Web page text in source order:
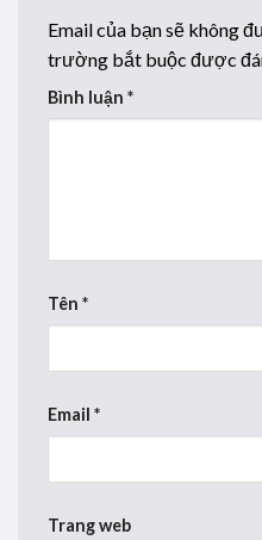
Email của bạn sẽ không
trường bắt buộc được
Bình luận *
Tên *
Email *
Trang web